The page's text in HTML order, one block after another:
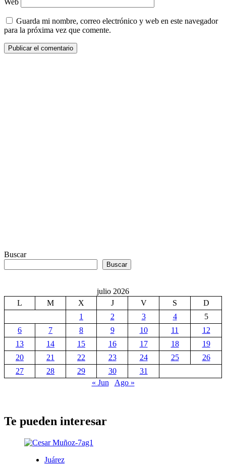
Web
Guarda mi nombre, correo electrónico y web en este navegador
para la próxima vez que comente.
Buscar
Buscar
julio 2026
L
M X J V S
D
1
2 3 4
5
6
7 8 9 10 11
12
13
14 15 16 17 18
19
20
21 22 23 24 25
26
27
28 29 30
31
« Jun
Ago »
Te pueden interesar
Juárez